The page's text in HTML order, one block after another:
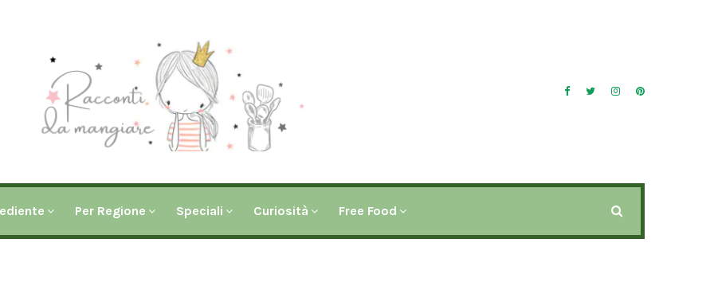
Per Regione Speciali Curiosità Free Food